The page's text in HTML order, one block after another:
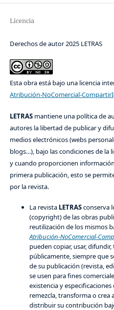
Licencia
Derechos de autor 2025 LETRAS
Esta obra está bajo una licencia
Atribución-NoComercial-
LETRASmantiene una política de
autores la libertad de publicar y
medios electrónicos (webs
blogs…), bajo las condiciones de la
y cuando proporcionen
primera publicación, esto se
por la revista.
La revista LETRASconserva
(copyright) de las obras
reutilización de los mismos
Atribución-NoComercial-
pueden copiar, usar,
públicamente, siempre que
de su publicación (revista,
se usen para fines
existencia y especificaciones
remezcla, transforma o crea
distribuir su contribución